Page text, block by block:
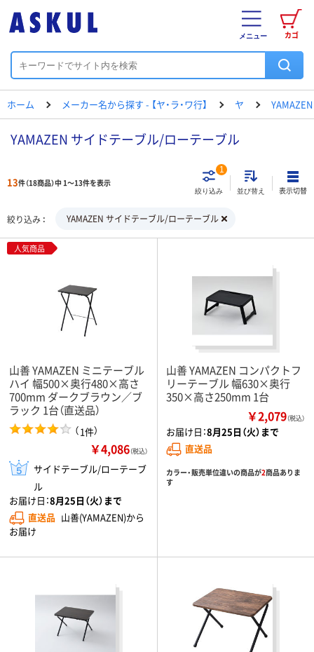
カゴ
メニュー
ホーム メーカー名から探す - 【ヤ・ラ・ワ行】 ヤ YAMAZEN
YAMAZEN サイドテーブル/ローテーブル
13件（18商品）中 1～13件を表示
絞り込み
1
並び替え 表示切替
絞り込み YAMAZEN サイドテーブル/ローテーブル
人気商品
山善 YAMAZEN ミニテーブル
ハイ 幅500×奥行480×高さ
700mm ダークブラウン／ブ
ラック 1台（直送品）
（1件）
￥4,086（税込）
サイドテーブル/ローテーブ
ル
お届け日：8月25日（火）まで
直送品 山善(YAMAZEN)から
お届け
山善 YAMAZEN コンパクトフ
リーテーブル 幅630×奥行
350×高さ250mm 1台
￥2,079（税込）
お届け日：8月25日（火）まで
直送品
カラー・販売単位違いの商品が2商品ありま
す